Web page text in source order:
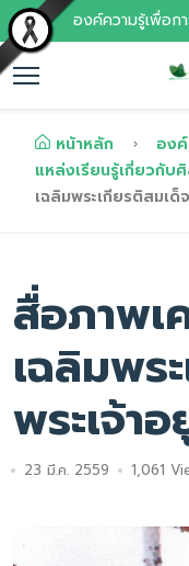
องค์ความรู้เพื่อ
หน้าหลัก อง
แหล่งเรียนรู้เกี่ยวกั
เฉลิมพระเกียรติสมเด็
สื่อภาพเ
เฉลิมพร
พระเจ้า
23 มี.ค. 2559 1,061